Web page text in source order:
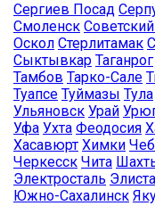
Сергиев Посад
Смоленск
Оскол Стерлитамак
Сыктывкар Таганрог
Тамбов Тарко-Сале
Туапсе Туймазы Тула
Ульяновск Урай
Уфа Ухта Феодосия
Хасавюрт Химки
Черкесск Чита
Электросталь Элиста
Южно-Сахалинск